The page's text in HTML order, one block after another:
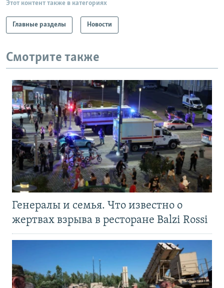
Этот контент также в категориях
Главные разделы Новости
Смотрите также
Генералы и семья. Что известно о
жертвах взрыва в ресторане Balzi Rossi